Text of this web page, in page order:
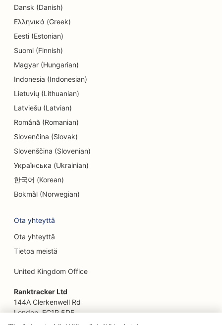
SEO elektroniikkakaupoille
SEO insinööritoimistoille
SEO endodontologeille
SEO for Entertainment &amp; Recreation
SEO pakohuoneita varten
EO etnisille ravintoloille
SEO Farm-to-Table-ravintoloille
SEO perheravintoloille
SEO pikaruokaravintoloille
SEO kukkakaupoille
SEO Fine Dining -ravintoloille
SEO rahoituspalveluille
SEO ruokakeskuksille
Dansk (Danish)
Ελληνικά (Greek)
Eesti (Estonian)
Suomi (Finnish)
Magyar (Hungarian)
Indonesia (Indonesian)
Lietuvių (Lithuanian)
Latviešu (Latvian)
Română (Romanian)
Slovenčina (Slovak)
Slovenščina (Slovenian)
Українська (Ukrainian)
한국어 (Korean)
Bokmål (Norwegian)
Ota yhteyttä
Ota yhteyttä
Tietoa meistä
United Kingdom Office
Ranktracker Ltd
144A Clerkenwell Rd
London, EC1R 5DF
Company No: 08820809